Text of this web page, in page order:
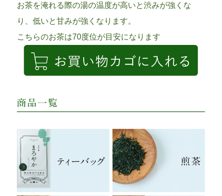
お茶を淹れる際の湯の温度が高いと渋みが強くな
り、低いと甘みが強くなります。
こちらのお茶は70度位が目安になります